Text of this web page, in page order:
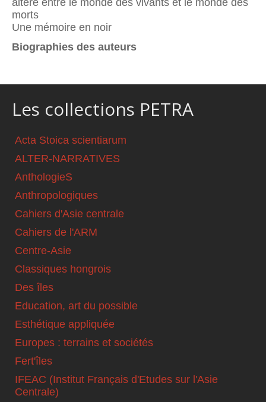
morts
Une mémoire en noir
Biographies des auteurs
Les collections PETRA
Acta Stoica scientiarum
ALTER-NARRATIVES
AnthologieS
Anthropologiques
Cahiers d'Asie centrale
Cahiers de l'ARM
Centre-Asie
Classiques hongrois
Des îles
Education, art du possible
Esthétique appliquée
Europes : terrains et sociétés
Fert'îles
IFEAC (Institut Français d'Etudes sur l'Asie
Centrale)